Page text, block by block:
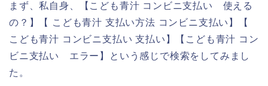
まず、私自身、【こども青汁 コンビニ支払い 使える
の？】【 こども青汁 支払い方法 コンビニ支払い】【
こども青汁 コンビニ支払い 支払い】【こども青汁 コン
ビニ支払い エラー】という感じで検索をしてみまし
た。